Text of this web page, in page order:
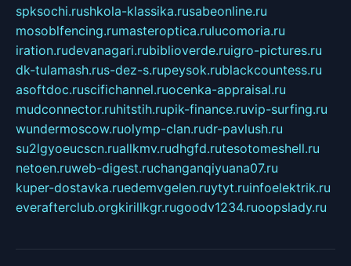
spksochi.rushkola-klassika.rusabeonline.ru
mosoblfencing.rumasteroptica.rulucomoria.ru
iration.rudevanagari.rubiblioverde.ruigro-pictures.ru
dk-tulamash.rus-dez-s.rupeysok.rublackcountess.ru
asoftdoc.ruscifichannel.ruocenka-appraisal.ru
mudconnector.ruhitstih.rupik-finance.ruvip-surfing.ru
wundermoscow.ruolymp-clan.rudr-pavlush.ru
su2lgyoeucscn.ruallkmv.rudhgfd.rutesotomeshell.ru
netoen.ruweb-digest.ruchanganqiyuana07.ru
kuper-dostavka.ruedemvgelen.ruytyt.ruinfoelektrik.ru
everafterclub.orgkirillkgr.rugoodv1234.ruoopslady.ru